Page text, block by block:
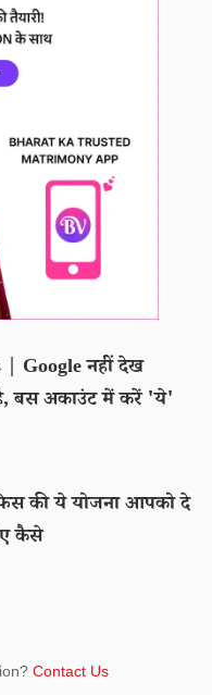
Google नहीं देख
बस अकाउंट में करें 'ये'
की ये योजना आपको दे
कैसे
Contact Us